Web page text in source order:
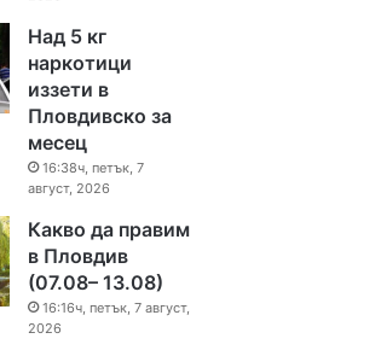
Над 5 кг
наркотици
иззети в
Пловдивско за
месец
16:38ч, петък, 7
август, 2026
Какво да правим
в Пловдив
(07.08– 13.08)
16:16ч, петък, 7 август,
2026